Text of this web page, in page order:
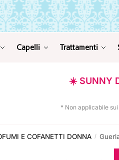
Capelli Trattamenti
☀️ SUNNY
* Non applicabile
E COFANETTI DONNA /